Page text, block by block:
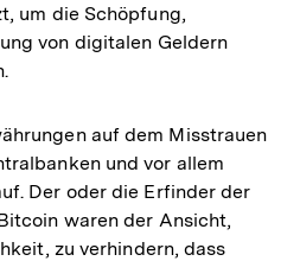
um die Schöpfung,
von digitalen Geldern
auf dem Misstrauen
und vor allem
Der oder die Erfinder der
waren der Ansicht,
zu verhindern, dass